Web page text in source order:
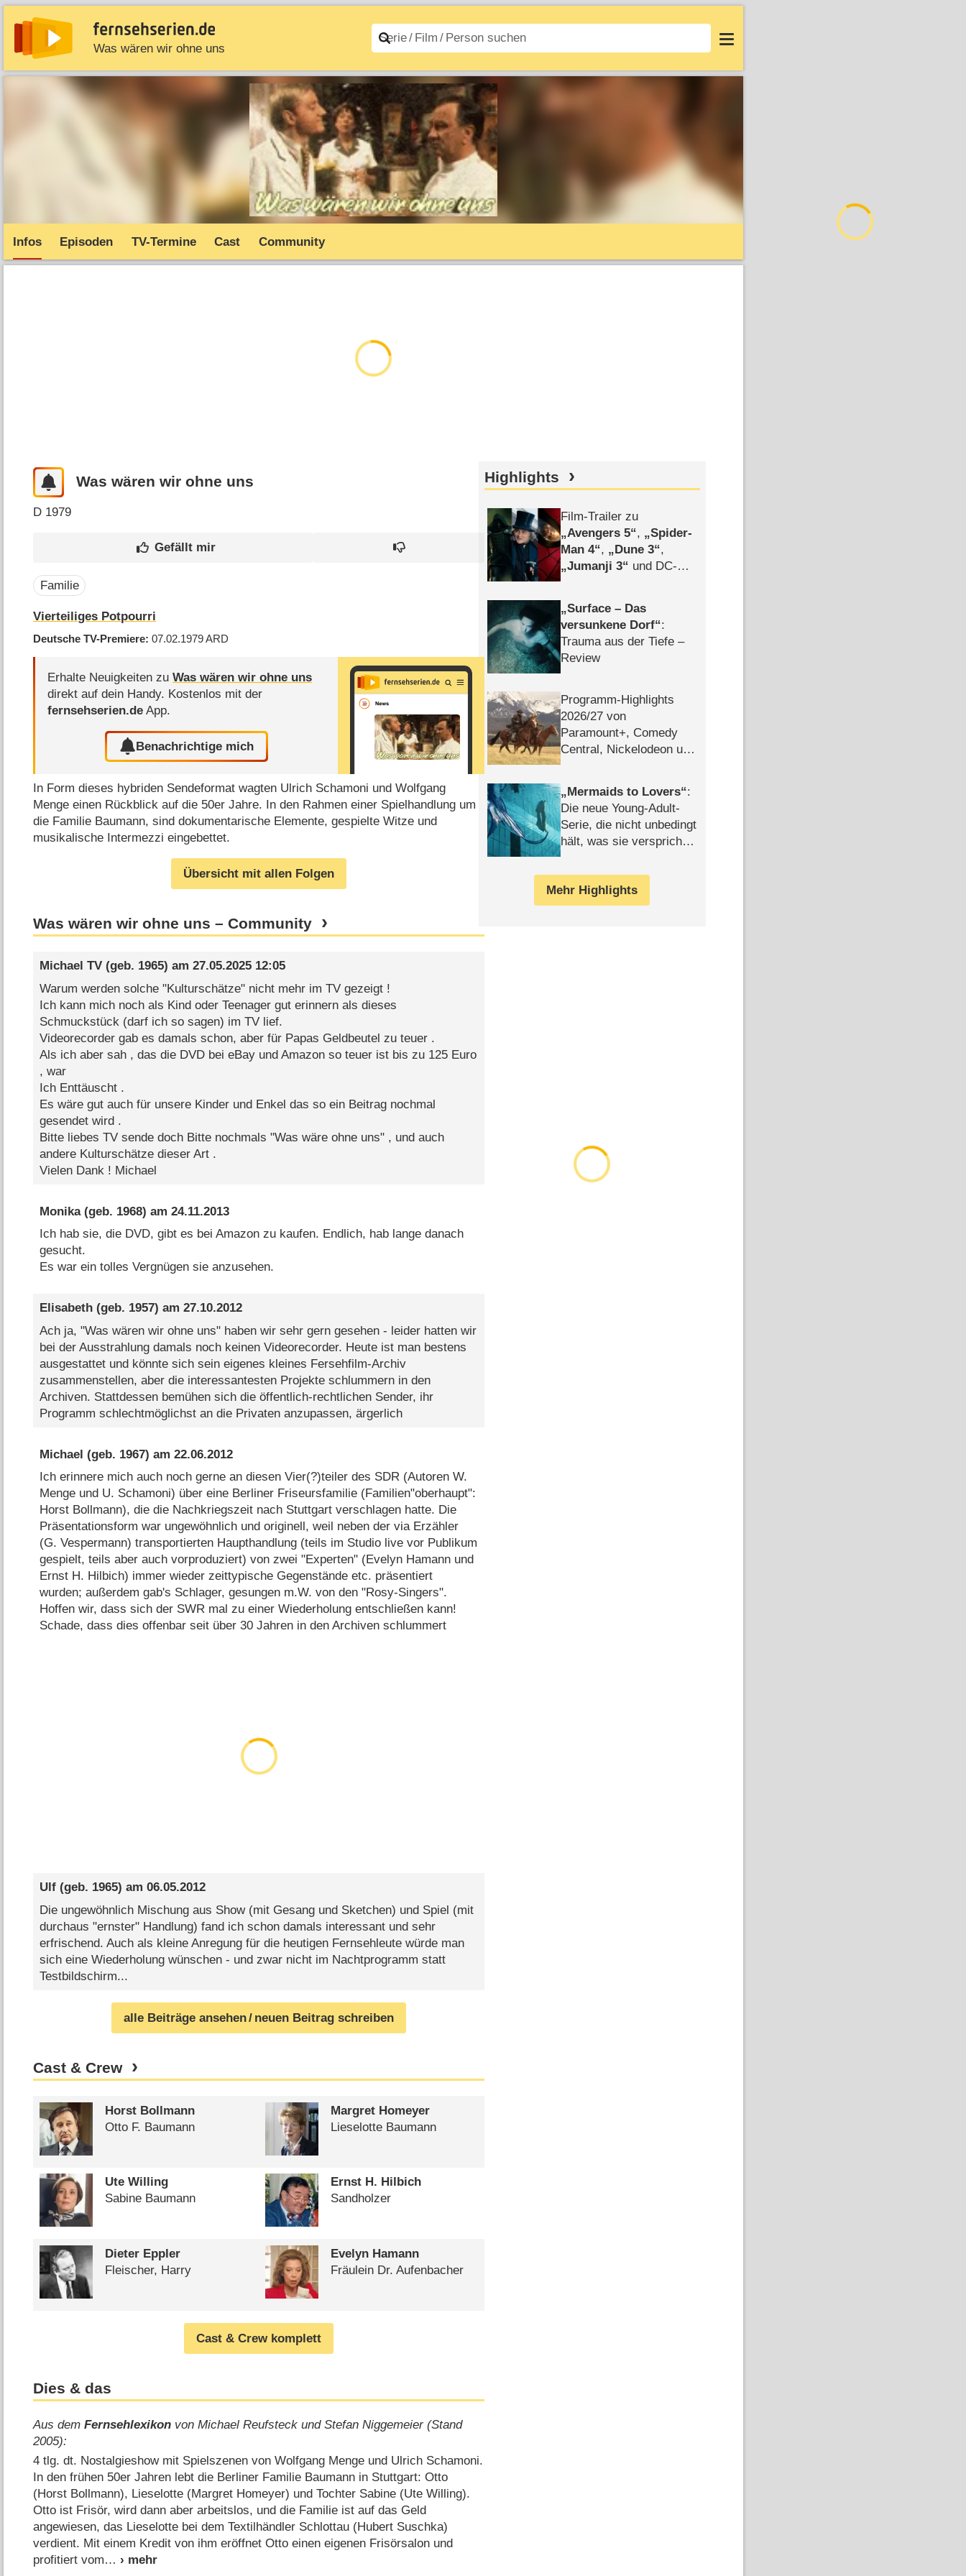
Was wären wir ohne uns
News Entdecken Streaming TV-Starts Filme A–Z Login
Infos Episoden TV-Termine Cast Community
Was wären wir ohne uns
D 1979
Familie
Vierteiliges Potpourri
Deutsche TV-Premiere 07.02.1979ARD
Erhalte Neuigkeiten zuWas wären wir ohne uns
direkt auf dein Handy. Kostenlos mit der
fernsehserien.de App.
Benachrichtige mich
In Form dieses hybriden Sendeformat wagten Ulrich Schamoni und Wolfgang
Menge einen Rückblick auf die 50er Jahre. In den Rahmen einer Spielhandlung um
die Familie Baumann, sind dokumentarische Elemente, gespielte Witze und
musikalische Intermezzi eingebettet.
Übersicht mit allen Folgen
Was wären wir ohne uns – Community
Michael TV(geb. 1965) am 27.05.2025 12:05
Warum werden solche "Kulturschätze" nicht mehr im TV gezeigt !
Ich kann mich noch als Kind oder Teenager gut erinnern als dieses
Schmuckstück (darf ich so sagen) im TV lief.
Videorecorder gab es damals schon, aber für Papas Geldbeutel zu teuer .
Als ich aber sah , das die DVD bei eBay und Amazon so teuer ist bis zu 125 Euro
, war
Ich Enttäuscht .
Es wäre gut auch für unsere Kinder und Enkel das so ein Beitrag nochmal
gesendet wird .
Bitte liebes TV sende doch Bitte nochmals "Was wäre ohne uns" , und auch
andere Kulturschätze dieser Art .
Vielen Dank ! Michael
Monika(geb. 1968) am 24.11.2013
Ich hab sie, die DVD, gibt es bei Amazon zu kaufen. Endlich, hab lange danach
gesucht.
Es war ein tolles Vergnügen sie anzusehen.
Elisabeth(geb. 1957) am 27.10.2012
Ach ja, "Was wären wir ohne uns" haben wir sehr gern gesehen - leider hatten wir
bei der Ausstrahlung damals noch keinen Videorecorder. Heute ist man bestens
ausgestattet und könnte sich sein eigenes kleines Fersehfilm-Archiv
zusammenstellen, aber die interessantesten Projekte schlummern in den
Archiven. Stattdessen bemühen sich die öffentlich-rechtlichen Sender, ihr
Programm schlechtmöglichst an die Privaten anzupassen, ärgerlich
Michael (geb. 1967) am 22.06.2012
Ich erinnere mich auch noch gerne an diesen Vier(?)teiler des SDR (Autoren W.
Menge und U. Schamoni) über eine Berliner Friseursfamilie (Familien"oberhaupt":
Horst Bollmann), die die Nachkriegszeit nach Stuttgart verschlagen hatte. Die
Präsentationsform war ungewöhnlich und originell, weil neben der via Erzähler
(G. Vespermann) transportierten Haupthandlung (teils im Studio live vor Publikum
gespielt, teils aber auch vorproduziert) von zwei "Experten" (Evelyn Hamann und
Ernst H. Hilbich) immer wieder zeittypische Gegenstände etc. präsentiert
wurden; außerdem gab's Schlager, gesungen m.W. von den "Rosy-Singers".
Hoffen wir, dass sich der SWR mal zu einer Wiederholung entschließen kann!
Schade, dass dies offenbar seit über 30 Jahren in den Archiven schlummert
Ulf(geb. 1965) am 06.05.2012
Die ungewöhnlich Mischung aus Show (mit Gesang und Sketchen) und Spiel (mit
durchaus "ernster" Handlung) fand ich schon damals interessant und sehr
erfrischend. Auch als kleine Anregung für die heutigen Fernsehleute würde man
sich eine Wiederholung wünschen - und zwar nicht im Nachtprogramm statt
Testbildschirm...
alle Beiträge ansehen/ neuen Beitrag schreiben
Cast & Crew
Horst Bollmann
Otto F. Baumann
Margret Homeyer
Lieselotte Baumann
Ute Willing
Sabine Baumann
Ernst H. Hilbich
Sandholzer
Dieter Eppler
Fleischer, Harry
Evelyn Hamann
Fräulein Dr. Aufenbacher
Cast & Crew komplett
Dies & das
Aus demFernsehlexikon von Michael Reufsteck und Stefan Niggemeier (Stand
2005):
4 tlg. dt. Nostalgieshow mit Spielszenen von Wolfgang Menge und Ulrich Schamoni.
In den frühen 50er Jahren lebt die Berliner Familie Baumann in Stuttgart: Otto
(Horst Bollmann), Lieselotte (Margret Homeyer) und Tochter Sabine (Ute Willing).
Otto ist Frisör, wird dann aber arbeitslos, und die Familie ist auf das Geld
angewiesen, das Lieselotte bei dem Textilhändler Schlottau (Hubert Suschka)
verdient. Mit einem Kredit von ihm eröffnet Otto einen eigenen Frisörsalon und
profitiert vom
Highlights
Film-Trailer zu
Avengers 5 ,
Spider-
Man 4 , Dune 3 ,
Jumanji 3
und DC-
Surface – Das
versunkene Dorf :
Trauma aus der Tiefe –
Review
Programm-Highlights
2026/​27 von
Paramount+, Comedy
Central, Nickelodeon und
Mermaids to Lovers :
Die neue Young-Adult-
Serie, die nicht unbedingt
hält, was sie verspricht –
Mehr Highlights